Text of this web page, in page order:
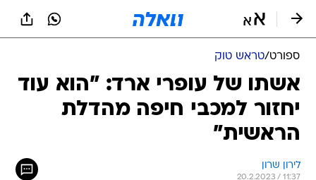
ספורט/טראש טוק
אשתו של עופרי ארד: "הוא עוד
יחזור למכבי חיפה מהדלת
הראשית"
לירון שרון
20.2.2023 / 11:37